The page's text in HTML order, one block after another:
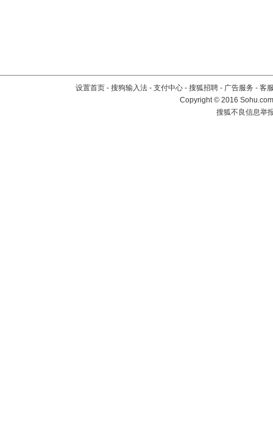
设置首页 - 搜狗输入法 - 支付中心 - 搜狐招聘 - 广告服务 - 客
Copyright©2016
搜狐不良信息举